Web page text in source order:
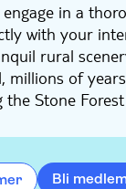
in a
with your
rural
millions of
Stone Forest
and embark
a
but also
Bli